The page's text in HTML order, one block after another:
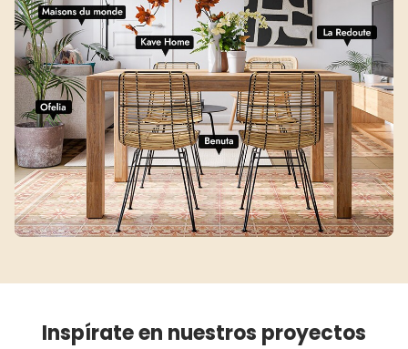
Inspírate en nuestros proyectos